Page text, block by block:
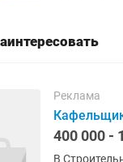
Реклама
400 000 -
В